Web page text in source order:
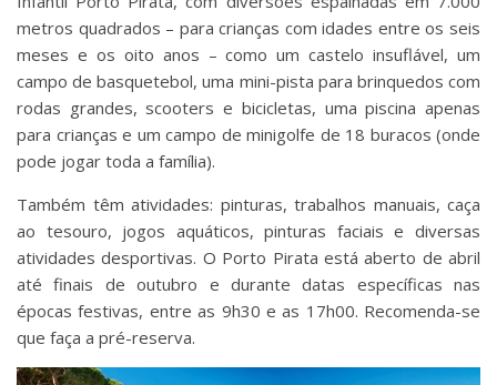
metros quadrados – para crianças com idades entre os seis
meses e os oito anos – como um castelo insuflável, um
campo de basquetebol, uma mini-pista para brinquedos com
rodas grandes, scooters e bicicletas, uma piscina apenas
para crianças e um campo de minigolfe de 18 buracos (onde
pode jogar toda a família).
Também têm atividades: pinturas, trabalhos manuais, caça
ao tesouro, jogos aquáticos, pinturas faciais e diversas
atividades desportivas. O Porto Pirata está aberto de abril
até finais de outubro e durante datas específicas nas
épocas festivas, entre as 9h30 e as 17h00. Recomenda-se
que faça a pré-reserva.